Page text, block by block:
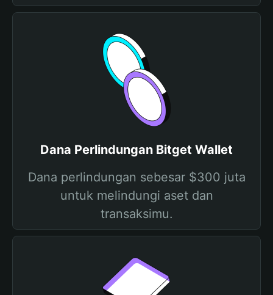
Dana Perlindungan Bitget Wallet
Dana perlindungan sebesar $300 juta
untuk melindungi aset dan
transaksimu.